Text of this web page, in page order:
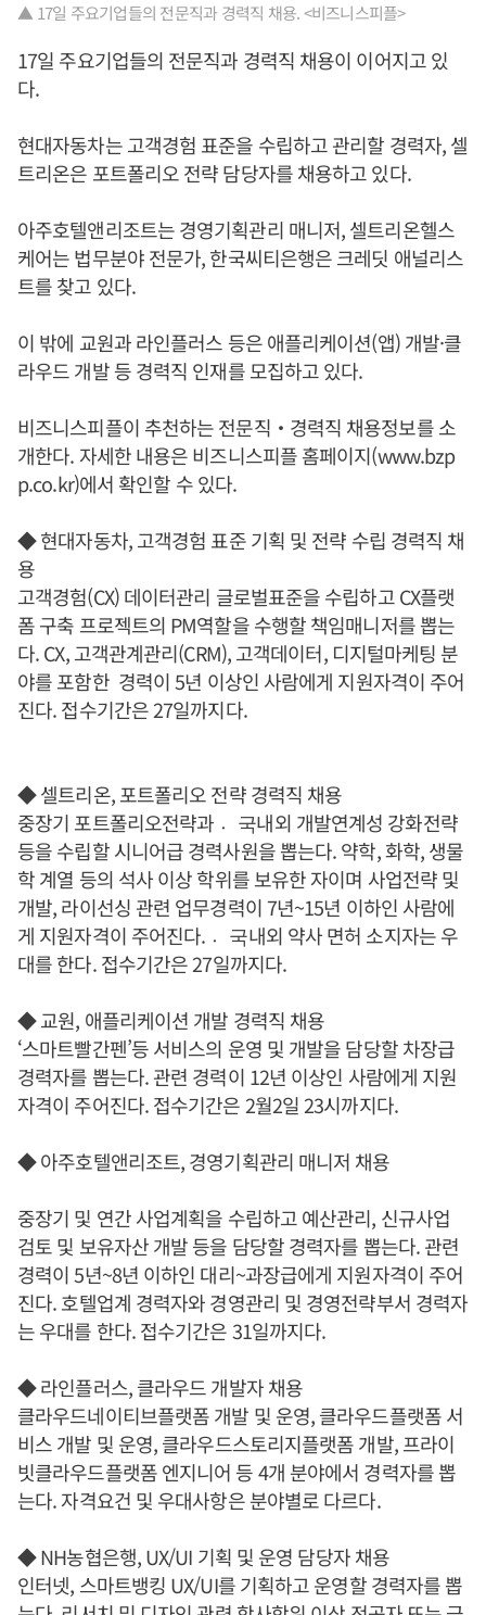
▲ 17일 주요기업들의 전문직과 경력직 채용. <비즈니스피플>
17일 주요기업들의 전문직과 경력직 채용이 이어지고 있
다.
현대자동차는 고객경험 표준을 수립하고 관리할 경력자, 셀
트리온은 포트폴리오 전략 담당자를 채용하고 있다.
아주호텔앤리조트는 경영기획관리 매니저, 셀트리온헬스
케어는 법무분야 전문가, 한국씨티은행은 크레딧 애널리스
트를 찾고 있다.
이 밖에 교원과 라인플러스 등은 애플리케이션(앱) 개발·클
라우드 개발 등 경력직 인재를 모집하고 있다.
비즈니스피플이 추천하는 전문직‧경력직 채용정보를 소
개한다. 자세한 내용은 비즈니스피플 홈페이지(www.bzp
p.co.kr)에서 확인할 수 있다.
◆ 현대자동차, 고객경험 표준 기획 및 전략 수립 경력직 채
용
고객경험(CX) 데이터관리 글로벌표준을 수립하고 CX플랫
폼 구축 프로젝트의 PM역할을 수행할 책임매니저를 뽑는
다. CX, 고객관계관리(CRM), 고객데이터, 디지털마케팅 분
야를 포함한 경력이 5년 이상인 사람에게 지원자격이 주어
진다. 접수기간은 27일까지다.
◆ 셀트리온, 포트폴리오 전략 경력직 채용
중장기 포트폴리오전략과 국〮내외 개발연계성 강화전략
등을 수립할 시니어급 경력사원을 뽑는다. 약학, 화학, 생물
학 계열 등의 석사 이상 학위를 보유한 자이며 사업전략 및
개발, 라이선싱 관련 업무경력이 7년~15년 이하인 사람에
게 지원자격이 주어진다. 국〮내외 약사 면허 소지자는 우
대를 한다. 접수기간은 27일까지다.
◆ 교원, 애플리케이션 개발 경력직 채용
‘스마트빨간펜’등 서비스의 운영 및 개발을 담당할 차장급
경력자를 뽑는다. 관련 경력이 12년 이상인 사람에게 지원
자격이 주어진다. 접수기간은 2월2일 23시까지다.
◆ 아주호텔앤리조트, 경영기획관리 매니저 채용
중장기 및 연간 사업계획을 수립하고 예산관리, 신규사업
검토 및 보유자산 개발 등을 담당할 경력자를 뽑는다. 관련
경력이 5년~8년 이하인 대리~과장급에게 지원자격이 주어
진다. 호텔업계 경력자와 경영관리 및 경영전략부서 경력자
는 우대를 한다. 접수기간은 31일까지다.
◆ 라인플러스, 클라우드 개발자 채용
클라우드네이티브플랫폼 개발 및 운영, 클라우드플랫폼 서
비스 개발 및 운영, 클라우드스토리지플랫폼 개발, 프라이
빗클라우드플랫폼 엔지니어 등 4개 분야에서 경력자를 뽑
는다. 자격요건 및 우대사항은 분야별로 다르다.
◆ NH농협은행, UX/UI 기획 및 운영 담당자 채용
인터넷, 스마트뱅킹 UX/UI를 기획하고 운영할 경력자를 뽑